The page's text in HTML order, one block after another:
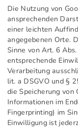
Die Nutzung von
ansprechenden
einer leichten
angegebenen Orte.
Sinne von Art. 6
entsprechende
Verarbeitung
lit. a DSGVO und §
die Speicherung von
Informationen im
Fingerprinting) im
Einwilligung ist